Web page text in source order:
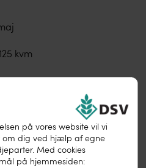
på vores website vil vi
om dig ved hjælp af egne
Med cookies
på hjemmesiden:
kvm